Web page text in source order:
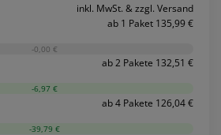
inkl. MwSt. & zzgl. Versand
ab 1 Paket 135,99 €
-0,00 €
ab 2 Pakete 132,51 €
-6,97 €
ab 4 Pakete 126,04 €
-39,79 €